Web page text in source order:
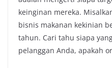
keinginan mereka.
bisnis makanan kekinian
tahun. Cari tahu siapa
pelanggan Anda, apakah